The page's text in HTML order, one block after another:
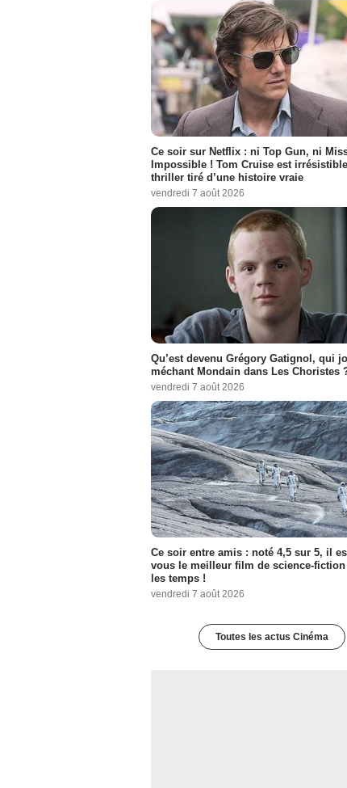
Ce soir sur Netflix : ni Top Gun, ni
Impossible ! Tom Cruise est
thriller tiré d’une histoire vraie
vendredi 7 août 2026
Qu’est devenu Grégory Gatignol, qui
méchant Mondain dans Les Choristes
vendredi 7 août 2026
Ce soir entre amis : noté 4,5 sur 5, il
vous le meilleur film de science-
les temps !
vendredi 7 août 2026
Toutes les actus Cinéma